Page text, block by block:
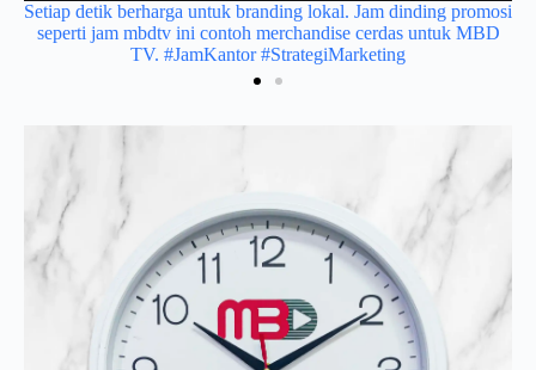
Setiap detik berharga untuk branding lokal. Jam dinding promosi
seperti jam mbdtv ini contoh merchandise cerdas untuk MBD
TV. #JamKantor #StrategiMarketing